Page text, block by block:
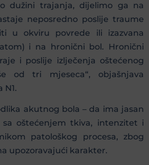
dužini trajanja, dijelimo ga na
neposredno poslije traume
u okviru povrede ili izazvana
i na hronični bol. Hronični
i poslije izlječenja oštećenog
od tri mjeseca“, objašnjava
N1.
akutnog bola – da ima jasan
sa oštećenjem tkiva, intenzitet i
patološkog procesa, zbog
upozoravajući karakter.